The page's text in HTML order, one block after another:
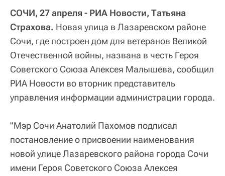
СОЧИ, 27 апреля - РИА Новости, Татьяна
Страхова. Новая улица в Лазаревском районе
Сочи, где построен дом для ветеранов Великой
Отечественной войны, названа в честь Героя
Советского Союза Алексея Малышева, сообщил
РИА Новости во вторник представитель
управления информации администрации города.
"Мэр Сочи Анатолий Пахомов подписал
постановление о присвоении наименования
новой улице Лазаревского района города Сочи
имени Героя Советского Союза Алексея